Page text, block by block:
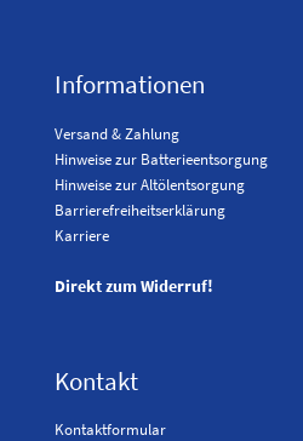
Informationen
Versand & Zahlung
Hinweise zur Batterieentsorgung
Hinweise zur Altölentsorgung
Barrierefreiheitserklärung
Karriere
Direkt zum Widerruf!
Kontakt
Kontaktformular